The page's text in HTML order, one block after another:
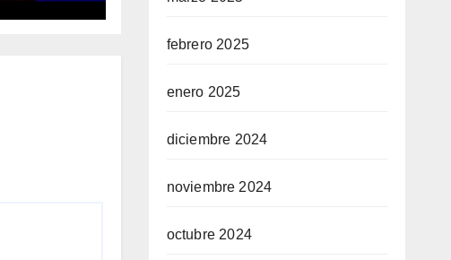
febrero 2025
enero 2025
diciembre 2024
noviembre 2024
octubre 2024